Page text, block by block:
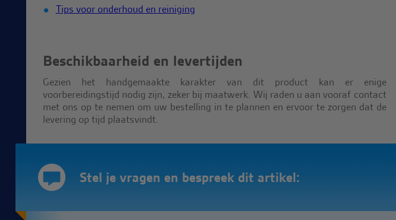
Tips voor onderhoud en reiniging
Beschikbaarheid en levertijden
Gezien het handgemaakte karakter van dit product kan er enige
voorbereidingstijd nodig zijn, zeker bij maatwerk. Wij raden u aan vooraf contact
met ons op te nemen om uw bestelling in te plannen en ervoor te zorgen dat de
levering op tijd plaatsvindt.
Stel je vragen en bespreek dit artikel: